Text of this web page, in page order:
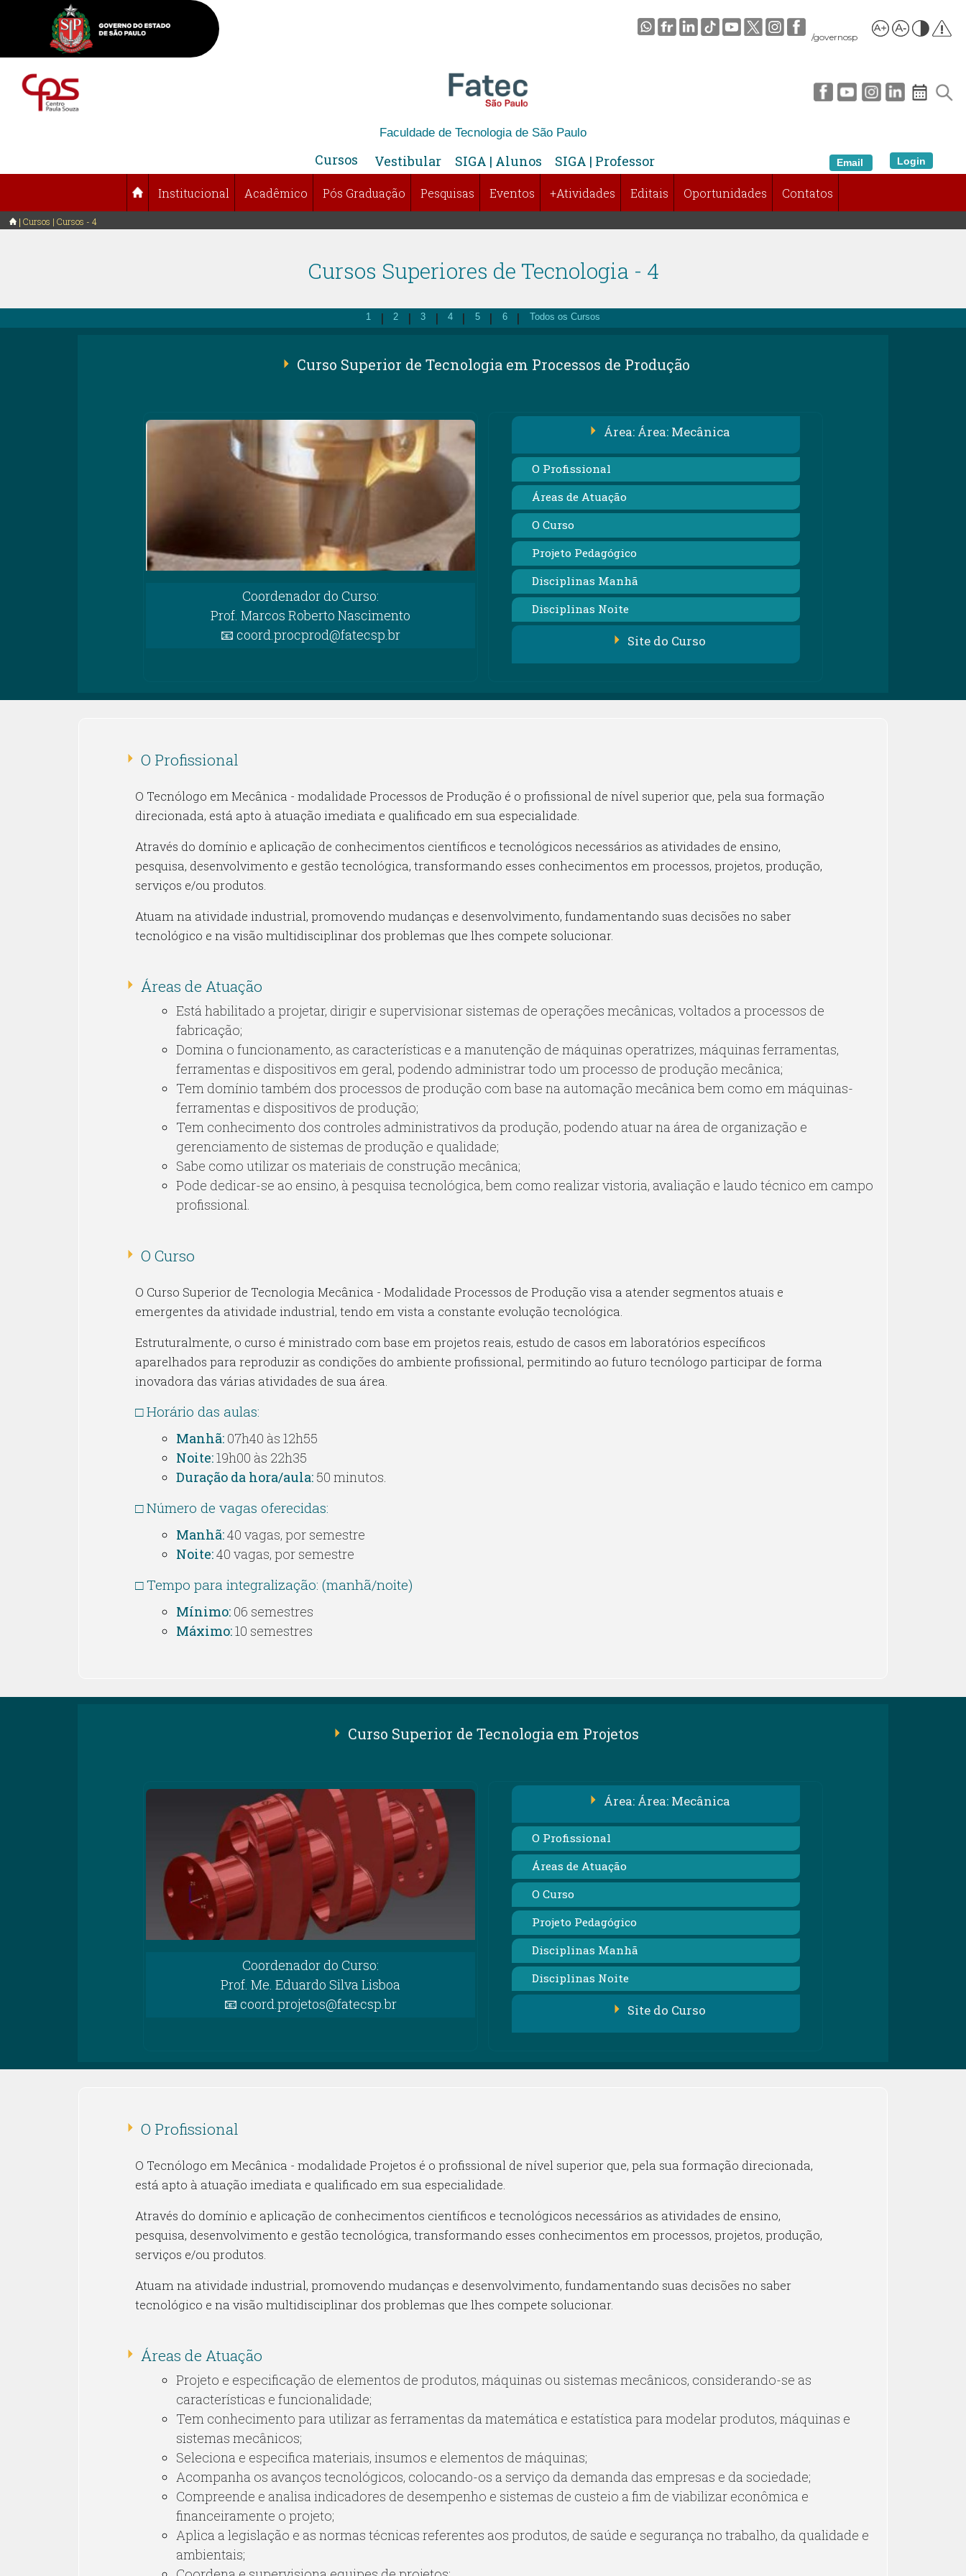
/governosp
Email
Faculdade de Tecnologia de São Paulo
Cursos Vestibular SIGA | Alunos SIGA | Professor
Institucional Acadêmico Pós Graduação Pesquisas Eventos +Atividades Editais Oportunidades Contatos
Login
Cursos | Cursos - 4
Cursos Superiores de Tecnologia - 4
1 | 2 | 3 | 4 | 5 | 6 | Todos os Cursos
Curso Superior de Tecnologia em Processos de Produção
Coordenador do Curso:
Prof. Marcos Roberto Nascimento
📧 coord.procprod@fatecsp.br
Área: Área: Mecânica
O Profissional
Áreas de Atuação
O Curso
Projeto Pedagógico
Disciplinas Manhã
Disciplinas Noite
Site do Curso
O Profissional
O Tecnólogo em Mecânica - modalidade Processos de Produção é o profissional de nível superior que, pela sua formação
direcionada, está apto à atuação imediata e qualificado em sua especialidade.
Através do domínio e aplicação de conhecimentos científicos e tecnológicos necessários as atividades de ensino,
pesquisa, desenvolvimento e gestão tecnológica, transformando esses conhecimentos em processos, projetos, produção,
serviços e/ou produtos.
Atuam na atividade industrial, promovendo mudanças e desenvolvimento, fundamentando suas decisões no saber
tecnológico e na visão multidisciplinar dos problemas que lhes compete solucionar.
Áreas de Atuação
Está habilitado a projetar, dirigir e supervisionar sistemas de operações mecânicas, voltados a processos de
fabricação;
Domina o funcionamento, as características e a manutenção de máquinas operatrizes, máquinas ferramentas,
ferramentas e dispositivos em geral, podendo administrar todo um processo de produção mecânica;
Tem domínio também dos processos de produção com base na automação mecânica bem como em máquinas-
ferramentas e dispositivos de produção;
Tem conhecimento dos controles administrativos da produção, podendo atuar na área de organização e
gerenciamento de sistemas de produção e qualidade;
Sabe como utilizar os materiais de construção mecânica;
Pode dedicar-se ao ensino, à pesquisa tecnológica, bem como realizar vistoria, avaliação e laudo técnico em campo
profissional.
O Curso
O Curso Superior de Tecnologia Mecânica - Modalidade Processos de Produção visa a atender segmentos atuais e
emergentes da atividade industrial, tendo em vista a constante evolução tecnológica.
Estruturalmente, o curso é ministrado com base em projetos reais, estudo de casos em laboratórios específicos
aparelhados para reproduzir as condições do ambiente profissional, permitindo ao futuro tecnólogo participar de forma
inovadora das várias atividades de sua área.
□ Horário das aulas:
Manhã:07h40 às 12h55
Noite:19h00 às 22h35
Duração da hora/aula:50 minutos.
□ Número de vagas oferecidas:
Manhã:40 vagas, por semestre
Noite:40 vagas, por semestre
□ Tempo para integralização: (manhã/noite)
Mínimo:06 semestres
Máximo:10 semestres
Curso Superior de Tecnologia em Projetos
Coordenador do Curso:
Prof. Me. Eduardo Silva Lisboa
📧 coord.projetos@fatecsp.br
Área: Área: Mecânica
O Profissional
Áreas de Atuação
O Curso
Projeto Pedagógico
Disciplinas Manhã
Disciplinas Noite
Site do Curso
O Profissional
O Tecnólogo em Mecânica - modalidade Projetos é o profissional de nível superior que, pela sua formação direcionada,
está apto à atuação imediata e qualificado em sua especialidade.
Através do domínio e aplicação de conhecimentos científicos e tecnológicos necessários as atividades de ensino,
pesquisa, desenvolvimento e gestão tecnológica, transformando esses conhecimentos em processos, projetos, produção,
serviços e/ou produtos.
Atuam na atividade industrial, promovendo mudanças e desenvolvimento, fundamentando suas decisões no saber
tecnológico e na visão multidisciplinar dos problemas que lhes compete solucionar.
Áreas de Atuação
Projeto e especificação de elementos de produtos, máquinas ou sistemas mecânicos, considerando-se as
características e funcionalidade;
Tem conhecimento para utilizar as ferramentas da matemática e estatística para modelar produtos, máquinas e
sistemas mecânicos;
Seleciona e especifica materiais, insumos e elementos de máquinas;
Acompanha os avanços tecnológicos, colocando-os a serviço da demanda das empresas e da sociedade;
Compreende e analisa indicadores de desempenho e sistemas de custeio a fim de viabilizar econômica e
financeiramente o projeto;
Aplica a legislação e as normas técnicas referentes aos produtos, de saúde e segurança no trabalho, da qualidade e
ambientais;